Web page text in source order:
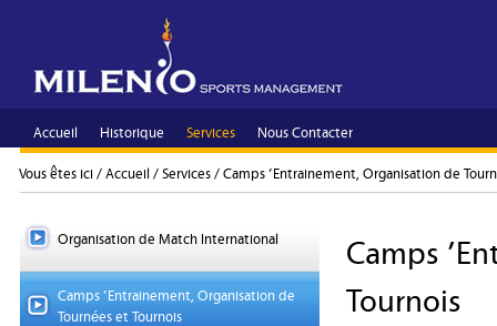
Vous êtes ici /Accueil / Services/Camps ’Entrainement, Organisation de
Organisation de Match International
Camps ’Entrainement, Organisation de
Tournées et Tournois
Camps
Tournois
Accueil Historique Services Nous Contacter